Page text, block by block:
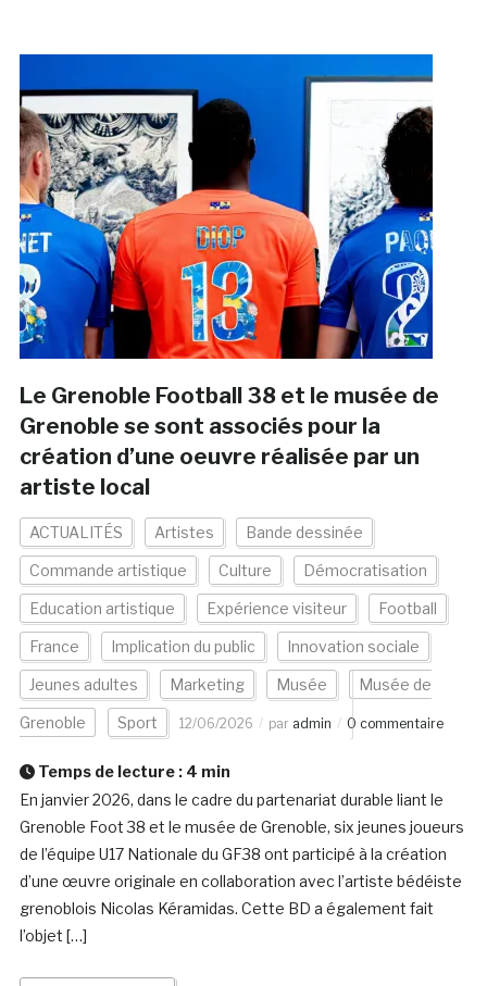
Le Grenoble Football 38 et le musée de
Grenoble se sont associés pour la
création d’une oeuvre réalisée par un
artiste local
ACTUALITÉS Artistes Bande dessinée
Commande artistique Culture Démocratisation
Education artistique Expérience visiteur Football
France Implication du public Innovation sociale
Jeunes adultes Marketing Musée Musée de
Grenoble Sport 12/06/2026 par admin 0 commentaire
Temps de lecture : 4 min
En janvier 2026, dans le cadre du partenariat durable liant le
Grenoble Foot 38 et le musée de Grenoble, six jeunes joueurs
de l’équipe U17 Nationale du GF38 ont participé à la création
d’une œuvre originale en collaboration avec l’artiste bédéiste
grenoblois Nicolas Kéramidas. Cette BD a également fait
l’objet […]